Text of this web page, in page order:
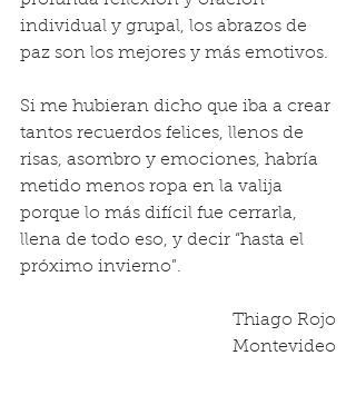
individual y grupal, los abrazos de
paz son los mejores y más emotivos.
Si me hubieran dicho que iba a crear
tantos recuerdos felices, llenos de
risas, asombro y emociones, habría
metido menos ropa en la valija
porque lo más difícil fue cerrarla,
llena de todo eso, y decir “hasta el
próximo invierno”.
Thiago Rojo
Montevideo